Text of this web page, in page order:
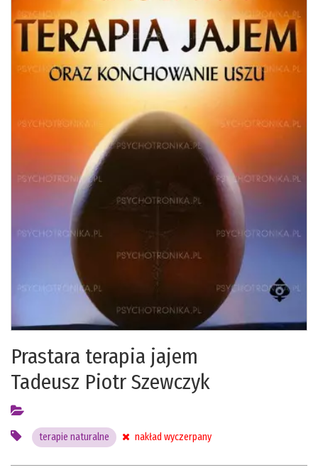
Prastara terapia jajem
Tadeusz Piotr Szewczyk
terapie naturalne nakład wyczerpany